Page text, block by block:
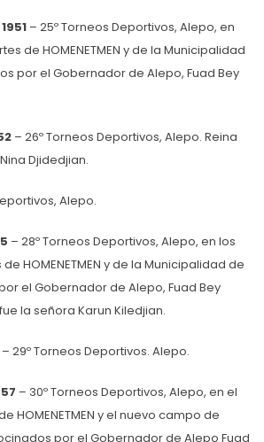
– 25º Torneos Deportivos, Alepo, en
de HOMENETMEN y de la Municipalidad
por el Gobernador de Alepo, Fuad Bey
– 26º Torneos Deportivos, Alepo. Reina
Djidedjian.
Alepo.
– 28º Torneos Deportivos, Alepo, en los
HOMENETMEN y de la Municipalidad de
el Gobernador de Alepo, Fuad Bey
la señora Karun Kiledjian.
– 29º Torneos Deportivos. Alepo.
– 30º Torneos Deportivos, Alepo, en el
HOMENETMEN y el nuevo campo de
por el Gobernador de Alepo Fuad